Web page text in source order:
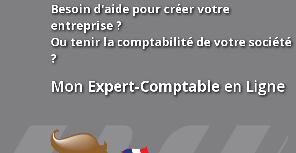
Besoin d'aide pour créer votre
entreprise ?
Ou tenir la comptabilité de votre société
?
Mon Expert-Comptableen Ligne